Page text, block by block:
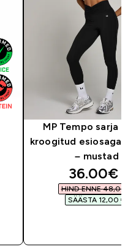
MP Tempo sarja
kroogitud esiosaga
– mustad
36.00€‎
HIND ENNE 48,00 €‎
SÄÄSTA 12,00 €‎